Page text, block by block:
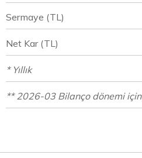
Sermaye (TL)
Net Kar (TL)
* Yıllık
** 2026-03 Bilanço dönemi için